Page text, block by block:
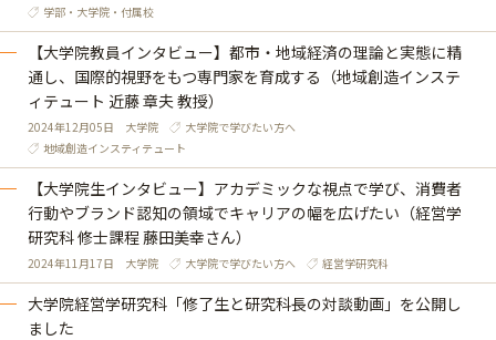
学部・大学院・付属校
【大学院教員インタビュー】都市・地域経済の理論と実態に精
通し、国際的視野をもつ専門家を育成する（地域創造インステ
ィテュート 近藤 章夫 教授）
2024年12月05日 大学院
大学院で学びたい方へ
地域創造インスティテュート
【大学院生インタビュー】アカデミックな視点で学び、消費者
行動やブランド認知の領域でキャリアの幅を広げたい（経営学
研究科 修士課程 藤田美幸さん）
2024年11月17日 大学院 大学院で学びたい方へ 経営学研究科
大学院経営学研究科「修了生と研究科長の対談動画」を公開し
ました